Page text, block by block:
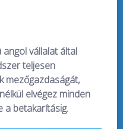
vállalat által
teljesen
mezőgazdaságát,
elvégez minden
a betakarításig.